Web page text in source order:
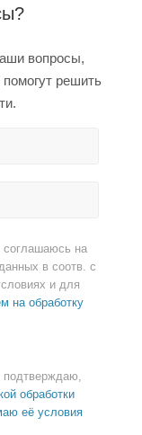
вопросы,
решить
соглашаюсь на
в соотв. с
и для
на обработку
подтверждаю,
обработки
её условия